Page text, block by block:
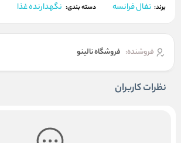
برند: تفال فرانسه دسته بندی: نگهدارنده غذا
فروشنده: فروشگاه نالینو
نظرات کاربران